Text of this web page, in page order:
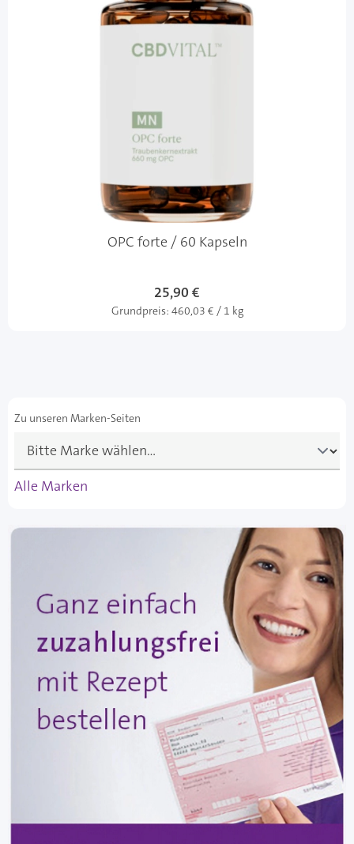
OPC forte / 60 Kapseln
25,90 €
Grundpreis: 460,03 € / 1 kg
Zu unseren Marken-Seiten
Alle Marken